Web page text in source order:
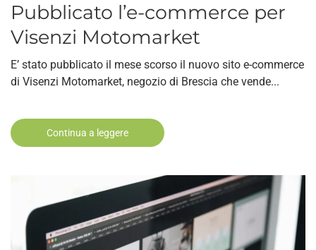
Pubblicato l’e-commerce per
Visenzi Motomarket
E’ stato pubblicato il mese scorso il nuovo sito e-commerce
di Visenzi Motomarket, negozio di Brescia che vende...
Continua a leggere